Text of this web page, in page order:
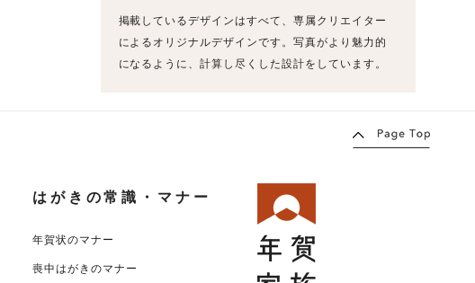
掲載しているデザインはすべて、専属クリエイター
によるオリジナルデザインです。写真がより魅力的
になるように、計算し尽くした設計をしています。
はがきの常識・マナー
年賀状のマナー
喪中はがきのマナー